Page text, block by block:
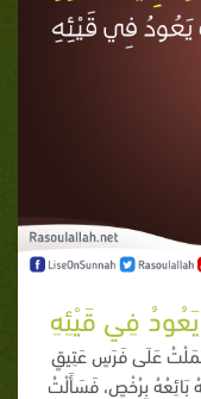
فِي قَيْئِهِ
عَلَى فَرَسٍ عَتِيقٍ
بَائِعُهُ بِرُخْصٍ، فَسَأَلْتُ